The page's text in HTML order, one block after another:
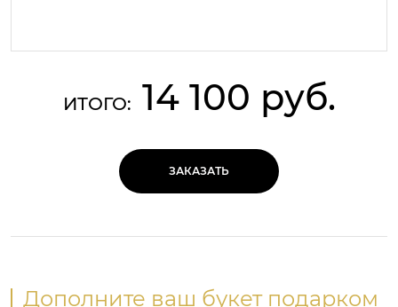
ИТОГО: 14 100 руб.
ЗАКАЗАТЬ
Дополните ваш букет подарком